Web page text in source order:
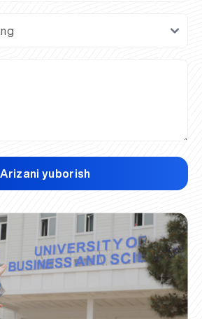
Arizani yuborish